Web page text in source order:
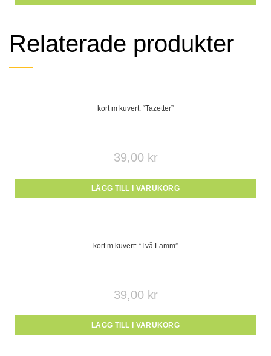
Relaterade produkter
kort m kuvert: “Tazetter”
39,00 kr
LÄGG TILL I VARUKORG
kort m kuvert: “Två Lamm”
39,00 kr
LÄGG TILL I VARUKORG